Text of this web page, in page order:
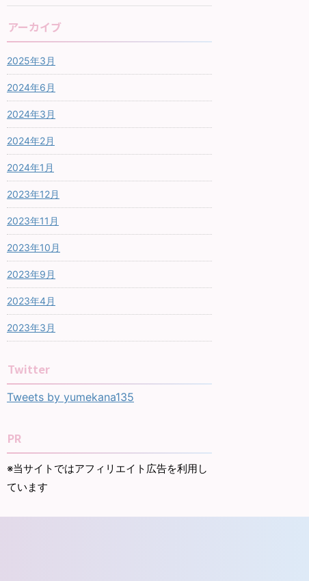
アーカイブ
2025年3月
2024年6月
2024年3月
2024年2月
2024年1月
2023年12月
2023年11月
2023年10月
2023年9月
2023年4月
2023年3月
Twitter
Tweets by yumekana135
PR
※当サイトではアフィリエイト広告を利用し
ています